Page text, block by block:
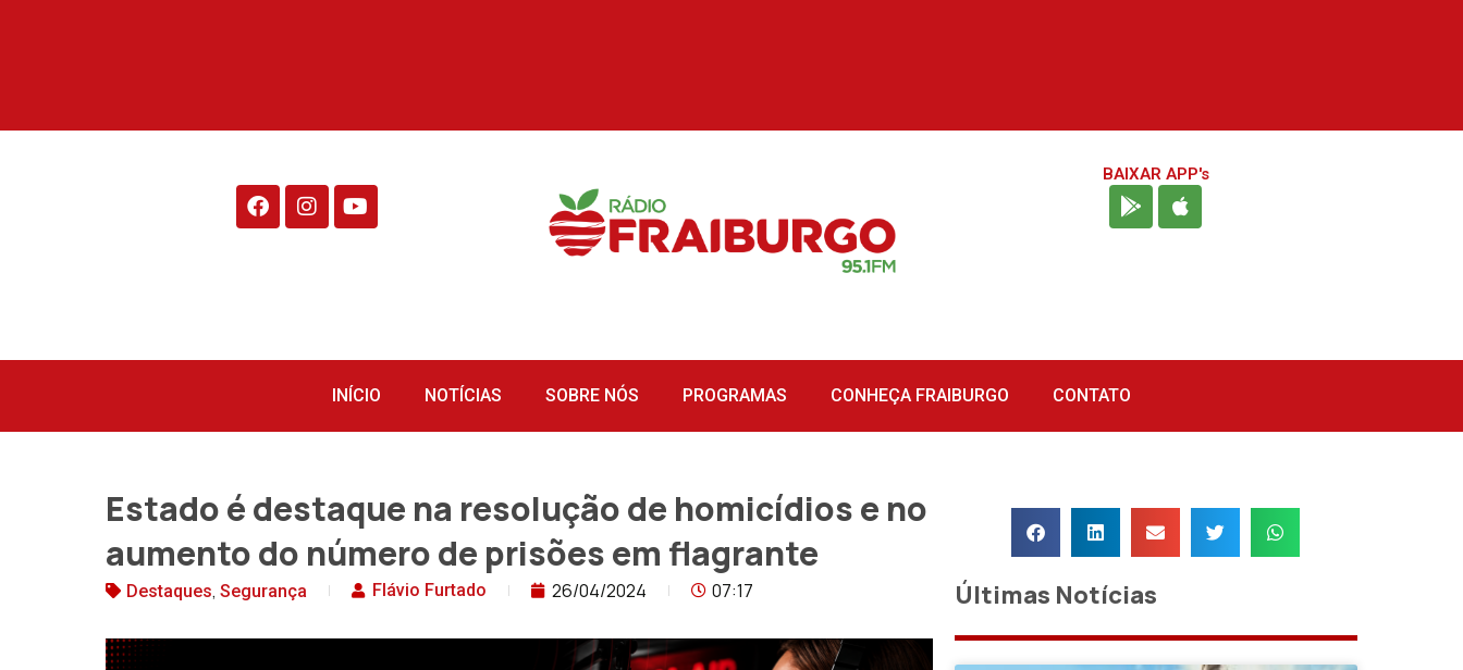
BAIXAR APP's
INÍCIO NOTÍCIAS SOBRE NÓS PROGRAMAS CONHEÇA FRAIBURGO CONTATO
Estado é destaque na resolução de homicídios e no
aumento do número de prisões em flagrante
Destaques, Segurança Flávio Furtado 26/04/2024 07:17 Últimas Notícias